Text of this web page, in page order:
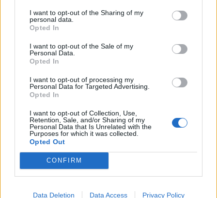
I want to opt-out of the Sharing of my
personal data.
Opted In
I want to opt-out of the Sale of my
Personal Data.
Opted In
I want to opt-out of processing my
Personal Data for Targeted Advertising.
Opted In
I want to opt-out of Collection, Use,
Retention, Sale, and/or Sharing of my
Personal Data that Is Unrelated with the
Purposes for which it was collected.
Opted Out
CONFIRM
Data Deletion Data Access Privacy Policy
A rovat további cikkei